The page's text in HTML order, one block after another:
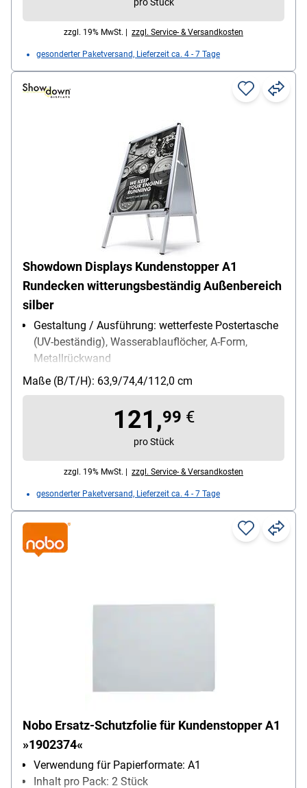
pro Stück
zzgl. 19% MwSt. | zzgl. Service- & Versandkosten
gesonderter Paketversand, Lieferzeit ca. 4 - 7 Tage
Showdown Displays Kundenstopper A1
Rundecken witterungsbeständig Außenbereich
silber
Gestaltung / Ausführung: wetterfeste Postertasche
(UV-beständig), Wasserablauflöcher, A-Form,
Metallrückwand
Verwendung für Papierformate: A1
Einsatzbereich: Außenbereich
Maße (B/T/H): 63,9/74,4/112,0 cm
121,99 €
pro Stück
zzgl. 19% MwSt. | zzgl. Service- & Versandkosten
gesonderter Paketversand, Lieferzeit ca. 4 - 7 Tage
Nobo Ersatz-Schutzfolie für Kundenstopper A1
»1902374«
Verwendung für Papierformate: A1
Inhalt pro Pack: 2 Stück